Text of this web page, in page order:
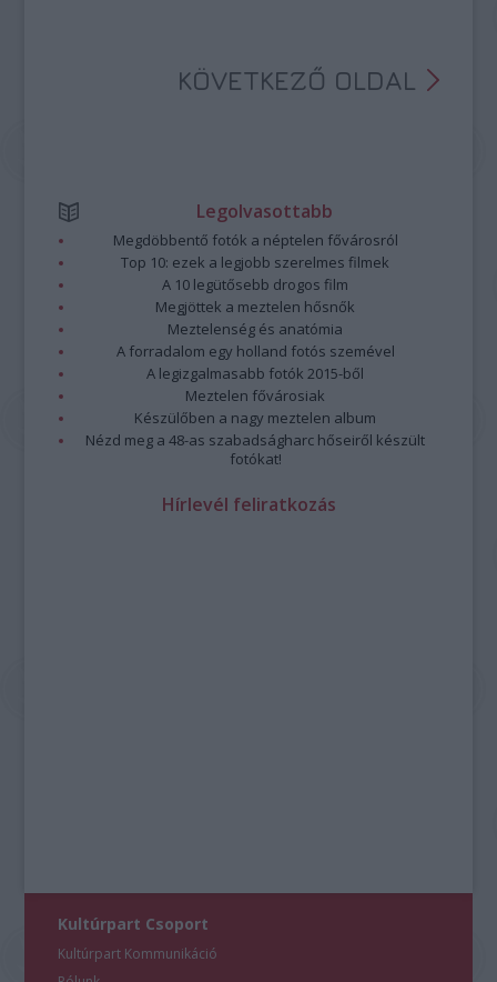
KÖVETKEZŐ OLDAL
Legolvasottabb
Megdöbbentő fotók a néptelen fővárosról
Top 10: ezek a legjobb szerelmes filmek
A 10 legütősebb drogos film
Megjöttek a meztelen hősnők
Meztelenség és anatómia
A forradalom egy holland fotós szemével
A legizgalmasabb fotók 2015-ből
Meztelen fővárosiak
Készülőben a nagy meztelen album
Nézd meg a 48-as szabadságharc hőseiről készült
fotókat!
Hírlevél feliratkozás
Kultúrpart Csoport
Kultúrpart Kommunikáció